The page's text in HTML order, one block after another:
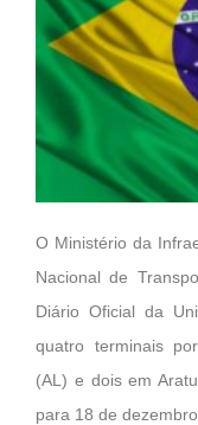
O Ministério da
Nacional de
Diário Oficial da
quatro terminais
(AL) e dois em
para 18 de